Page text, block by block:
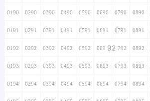
0190 0290 0390 0490 0590 0690 0790 0890
0191 0291 0391 0491 0591 0691 0791 0891
0192 0292 0392 0492 0592 0692920792 0892
0193 0293 0393 0493 0593 0693 0793 0893
0194 0294 0394 0494 0594 0694 0794 0894